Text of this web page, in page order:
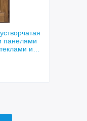
дверь с
по